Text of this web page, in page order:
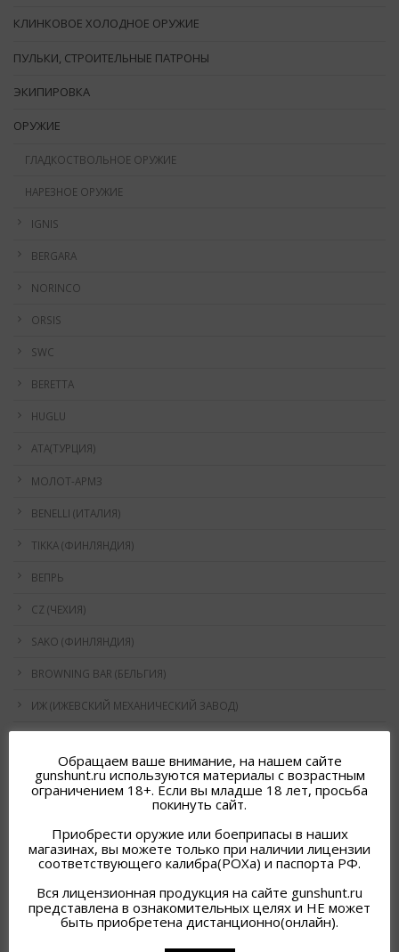
КЛИНКОВОЕ ХОЛОДНОЕ ОРУЖИЕ
ПУЛЬКИ, СТРОИТЕЛЬНЫЕ ПАТРОНЫ
ЭКИПИРОВКА
ОРУЖИЕ
ГЛАДКОСТВОЛЬНОЕ ОРУЖИЕ
НАРЕЗНОЕ ОРУЖИЕ
IGNIS
BERGARA
NORINCO
ORSIS
SWC
BERETTA
HUGLU
ATA(ТУРЦИЯ)
МОЛОТ-АРМЗ
BENELLI (ИТАЛИЯ)
TIKKA (ФИНЛЯНДИЯ)
ВЕПРЬ
CZ (ЧЕХИЯ)
SAKO (ФИНЛЯНДИЯ)
BROWNING BAR (БЕЛЬГИЯ)
ИЖ (ИЖЕВСКИЙ МЕХАНИЧЕСКИЙ ЗАВОД)
САЙГА
ТИГР (ИЖЕВСКИЙ МЕХАНИЧЕСКИЙ ЗАВОД)
МР (ИЖЕВСКИЙ МЕХАНИЧЕСКИЙ ЗАВОД)
SAUER
WINCHESTER
HAENEL JAEGER(ГЕРМАНИЯ)
Обращаем ваше внимание, на нашем сайте
gunshunt.ru используются материалы с возрастным
ограничением 18+. Если вы младше 18 лет, просьба
покинуть сайт.
Приобрести оружие или боеприпасы в наших
магазинах, вы можете только при наличии лицензии
соответствующего калибра(РОХа) и паспорта РФ.
Вся лицензионная продукция на сайте gunshunt.ru
представлена в ознакомительных целях и НЕ может
быть приобретена дистанционно(онлайн).